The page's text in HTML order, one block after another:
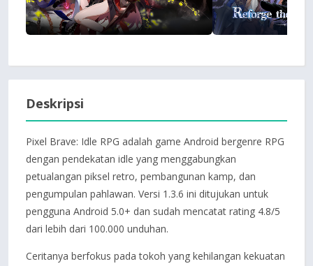
Deskripsi
Pixel Brave: Idle RPG adalah game Android bergenre RPG
dengan pendekatan idle yang menggabungkan
petualangan piksel retro, pembangunan kamp, dan
pengumpulan pahlawan. Versi 1.3.6 ini ditujukan untuk
pengguna Android 5.0+ dan sudah mencatat rating 4.8/5
dari lebih dari 100.000 unduhan.
Ceritanya berfokus pada tokoh yang kehilangan kekuatan